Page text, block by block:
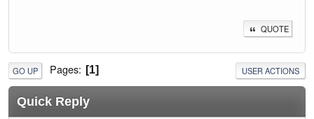
QUOTE
GO UP Pages 1 USER ACTIONS
Quick Reply